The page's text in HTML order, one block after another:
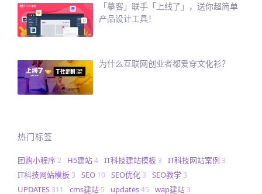
「摹客」联手「上线了」，送你超简单
产品设计工具！
为什么互联网创业者都爱穿文化衫？
热门标签
团购小程序2 H5建站4 IT科技建站模板 3 IT科技网站案例 3
IT科技网站模板 3 SEO 10 SEO优化 3 SEO教学 3
UPDATES 311 cms建站 5 updates45 wap建站 3